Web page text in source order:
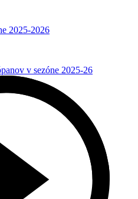
2025-2026